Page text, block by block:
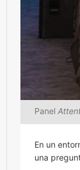
Panel
En un
una